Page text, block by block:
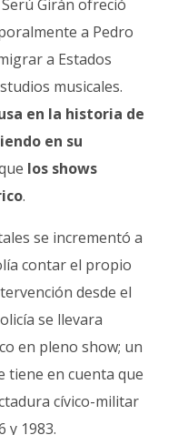
Girán ofreció
a Pedro
a Estados
musicales.
en la historia de
en su
los shows
.
se incrementó a
contar el propio
desde el
se llevara
en pleno show; un
tiene en cuenta que
cívico-militar
y 1983.